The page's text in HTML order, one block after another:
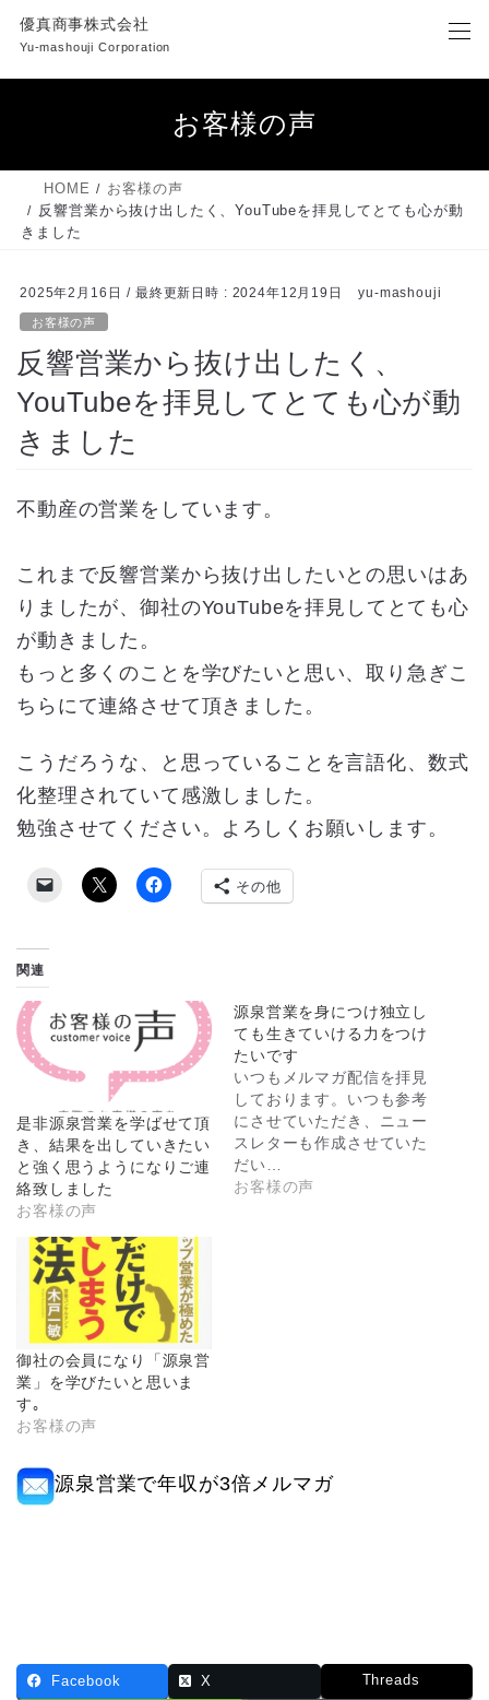
ン
キ
ー
に
優真商事株式会社
Yu-mashouji Corporation
お客様の声
HOME
お客様の声
反響営業から抜け出したく、YouTubeを拝見してとても心が動
きました
2025年2月16日 / 最終更新日時 : 2024年12月19日 yu-mashouji
お客様の声
反響営業から抜け出したく、
YouTubeを拝見してとても心が動
きました
不動産の営業をしています。
これまで反響営業から抜け出したいとの思いはあ
りましたが、御社のYouTubeを拝見してとても心
が動きました。
もっと多くのことを学びたいと思い、取り急ぎこ
ちらにて連絡させて頂きました。
こうだろうな、と思っていることを言語化、数式
化整理されていて感激しました。
勉強させてください。よろしくお願いします。
その他
関連
是非源泉営業を学ばせて頂
き、結果を出していきたい
と強く思うようになりご連
絡致しました
お客様の声
源泉営業を身につけ独立し
ても生きていける力をつけ
たいです
いつもメルマガ配信を拝見
しております。いつも参考
にさせていただき、ニュー
スレターも作成させていた
だい…
お客様の声
御社の会員になり「源泉営
業」を学びたいと思いま
す｡
お客様の声
源泉営業で年収が3倍メルマガ
Facebook X Threads